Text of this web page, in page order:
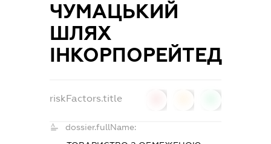
ЧУМАЦЬКИЙ
ШЛЯХ
ІНКОРПОРЕЙТЕД
riskFactors.title
dossier.fullName: